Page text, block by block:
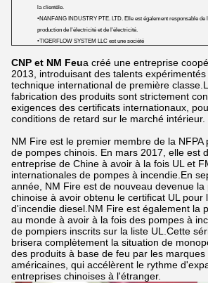
la clientèle.
•NANFANG INDUSTRY PTE. LTD. Elle est également responsable de
production de l'électricité et de l'électricité.
•TIGERFLOW SYSTEM LLC est une société
CNP et NM Feua créé une entreprise
2013, introduisant des talents
technique international de première
fabrication des produits sont strictement
exigences des certificats internationaux,
conditions de retard sur le marché intérieur.
NM Fire est le premier membre de la NFPA
de pompes chinois. En mars 2017, elle est
entreprise de Chine à avoir à la fois UL et
internationales de pompes à incendie.En
année, NM Fire est de nouveau devenue
chinoise à avoir obtenu le certificat UL pour
d'incendie diesel.NM Fire est également la
au monde à avoir à la fois des pompes à
de pompiers inscrits sur la liste UL.Cette
brisera complètement la situation de
des produits à base de feu par les
américaines, qui accélèrent le rythme
entreprises chinoises à l'étranger.